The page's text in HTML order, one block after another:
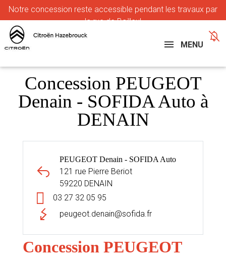
Notre concession reste accessible pendant les travaux par
la rue de Bailleul
MENU
Concession PEUGEOT
Denain - SOFIDA Auto à
DENAIN
PEUGEOT Denain - SOFIDA Auto
121 rue Pierre Beriot
59220 DENAIN
03 27 32 05 95
peugeot.denain@sofida.fr
Concession PEUGEOT